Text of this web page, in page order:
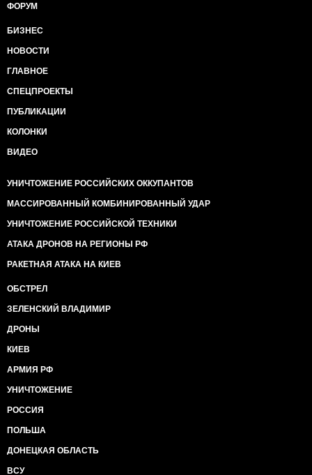
ФОРУМ
БИЗНЕС
НОВОСТИ
ГЛАВНОЕ
СПЕЦПРОЕКТЫ
ПУБЛИКАЦИИ
КОЛОНКИ
ВИДЕО
УНИЧТОЖЕНИЕ РОССИЙСКИХ ОККУПАНТОВ
МАССИРОВАННЫЙ КОМБИНИРОВАННЫЙ УДАР
УНИЧТОЖЕНИЕ РОССИЙСКОЙ ТЕХНИКИ
АТАКА ДРОНОВ НА РЕГИОНЫ РФ
РАКЕТНАЯ АТАКА НА КИЕВ
ОБСТРЕЛ
ЗЕЛЕНСКИЙ ВЛАДИМИР
ДРОНЫ
КИЕВ
АРМИЯ РФ
УНИЧТОЖЕНИЕ
РОССИЯ
ПОЛЬША
ДОНЕЦКАЯ ОБЛАСТЬ
ВСУ